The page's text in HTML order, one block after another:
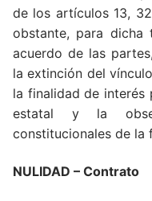
de los artículos 13,
obstante, para dicha
acuerdo de las
la extinción del
la finalidad de interés
estatal y la
constitucionales de la
NULIDAD – Contrato